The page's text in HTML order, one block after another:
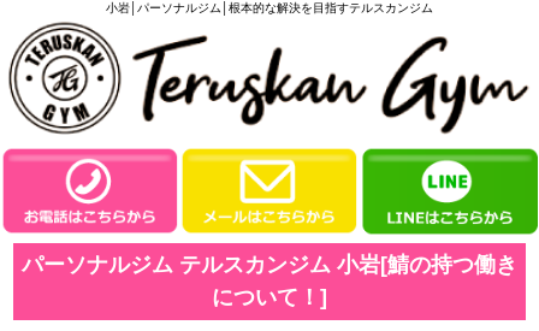
小岩│パーソナルジム│根本的な解決を目指すテルスカンジム
パーソナルジム テルスカンジム 小岩[鯖の持つ働き
について！]